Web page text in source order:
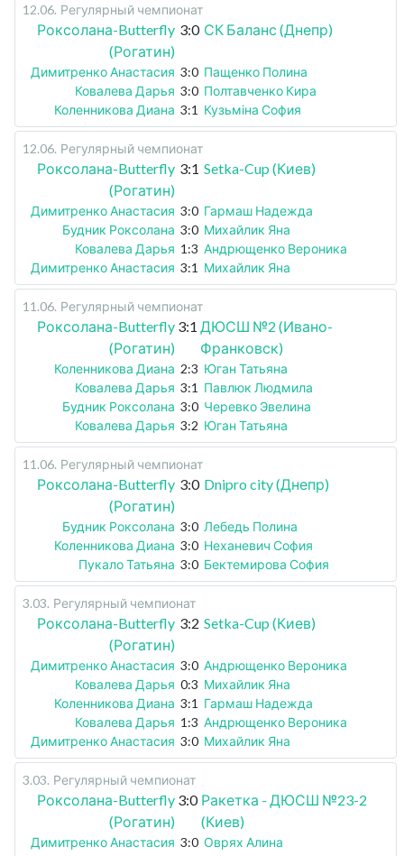
12.06. Регулярный чемпионат
Роксолана-Butterfly
(Рогатин)
3:0 СК Баланс (Днепр)
Димитренко Анастасия 3:0 Пащенко Полина
Ковалева Дарья 3:0 Полтавченко Кира
Коленникова Диана 3:1 Кузьміна София
12.06. Регулярный чемпионат
Роксолана-Butterfly
(Рогатин)
3:1 Setka-Cup (Киев)
Димитренко Анастасия 3:0 Гармаш Надежда
Будник Роксолана 3:0 Михайлик Яна
Ковалева Дарья 1:3 Андрющенко Вероника
Димитренко Анастасия 3:1 Михайлик Яна
11.06. Регулярный чемпионат
Роксолана-Butterfly
(Рогатин)
3:1 ДЮСШ №2 (Ивано-
Франковск)
Коленникова Диана 2:3 Юган Татьяна
Ковалева Дарья 3:1 Павлюк Людмила
Будник Роксолана 3:0 Черевко Эвелина
Ковалева Дарья 3:2 Юган Татьяна
11.06. Регулярный чемпионат
Роксолана-Butterfly
(Рогатин)
3:0 Dnipro city (Днепр)
Будник Роксолана 3:0 Лебедь Полина
Коленникова Диана 3:0 Неханевич София
Пукало Татьяна 3:0 Бектемирова София
3.03. Регулярный чемпионат
Роксолана-Butterfly
(Рогатин)
3:2 Setka-Cup (Киев)
Димитренко Анастасия 3:0 Андрющенко Вероника
Ковалева Дарья 0:3 Михайлик Яна
Коленникова Диана 3:1 Гармаш Надежда
Ковалева Дарья 1:3 Андрющенко Вероника
Димитренко Анастасия 3:0 Михайлик Яна
3.03. Регулярный чемпионат
Роксолана-Butterfly
(Рогатин)
3:0 Ракетка - ДЮСШ №23-2
(Киев)
Димитренко Анастасия 3:0 Оврях Алина